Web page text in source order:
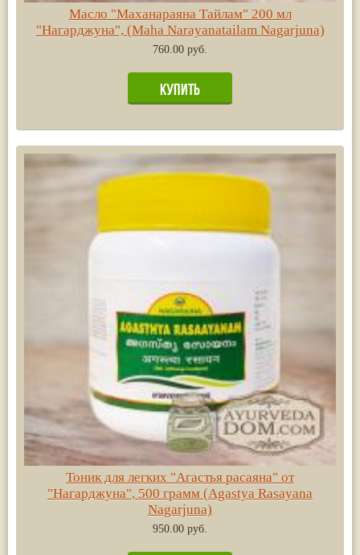
Масло "Маханараяна Тайлам" 200 мл
"Нагарджуна", (Maha Narayanatailam Nagarjuna)
760.00 руб.
Тоник для легких "Агастья расаяна" от
"Нагарджуна", 500 грамм (Agastya Rasayana
Nagarjuna)
950.00 руб.